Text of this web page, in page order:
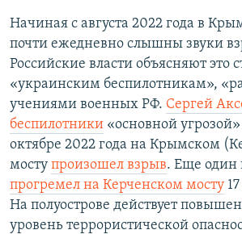
Начиная с августа 2022 года в
почти ежедневно слышны звуки
Российские власти объясняют это
«украинским беспилотникам»,
учениями военных РФ. Сергей
беспилотники «основной
октябре 2022 года на Крымском
мосту произошел взрыв. Еще один
прогремел на Керченском мосту
На полуострове действует
уровень террористической